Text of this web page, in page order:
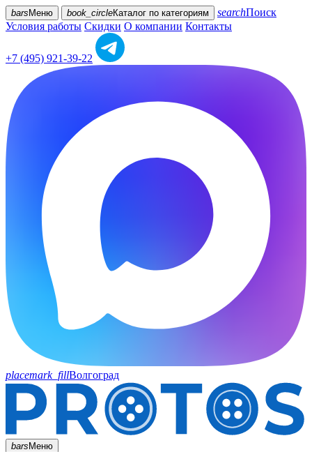
bars Меню book_circleКаталог по категориям searchПоиск
Условия работы Скидки О компании Контакты
+7 (495) 921-39-22
placemark_fillВолгоград
barsМеню